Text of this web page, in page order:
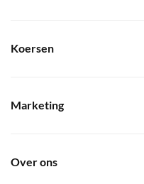
Koersen
Marketing
Over ons